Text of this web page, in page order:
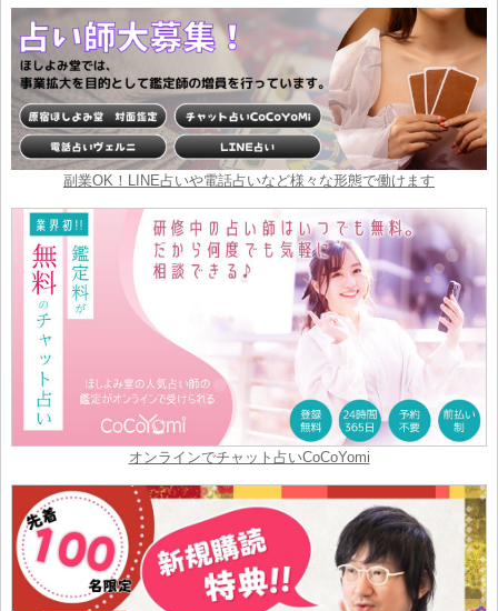
副業OK！LINE占いや電話占いなど様々な形態で働けます
オンラインでチャット占いCoCoYomi